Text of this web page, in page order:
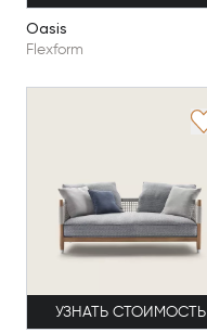
Oasis
Flexform
УЗНАТЬ СТОИМОСТЬ